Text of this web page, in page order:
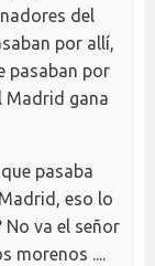
del
por allí,
pasaban por
Madrid gana
pasaba
eso lo
No va el señor
morenos ....